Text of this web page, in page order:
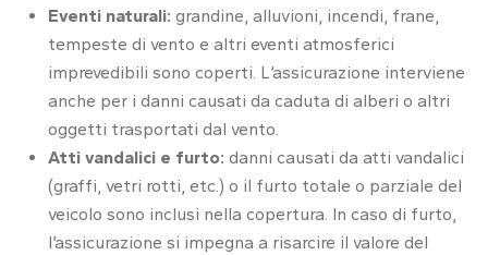
Eventi naturali: grandine, alluvioni, incendi, frane,
tempeste di vento e altri eventi atmosferici
imprevedibili sono coperti. L’assicurazione interviene
anche per i danni causati da caduta di alberi o altri
oggetti trasportati dal vento.
Atti vandalici e furto: danni causati da atti vandalici
(graffi, vetri rotti, etc.) o il furto totale o parziale del
veicolo sono inclusi nella copertura. In caso di furto,
l’assicurazione si impegna a risarcire il valore del